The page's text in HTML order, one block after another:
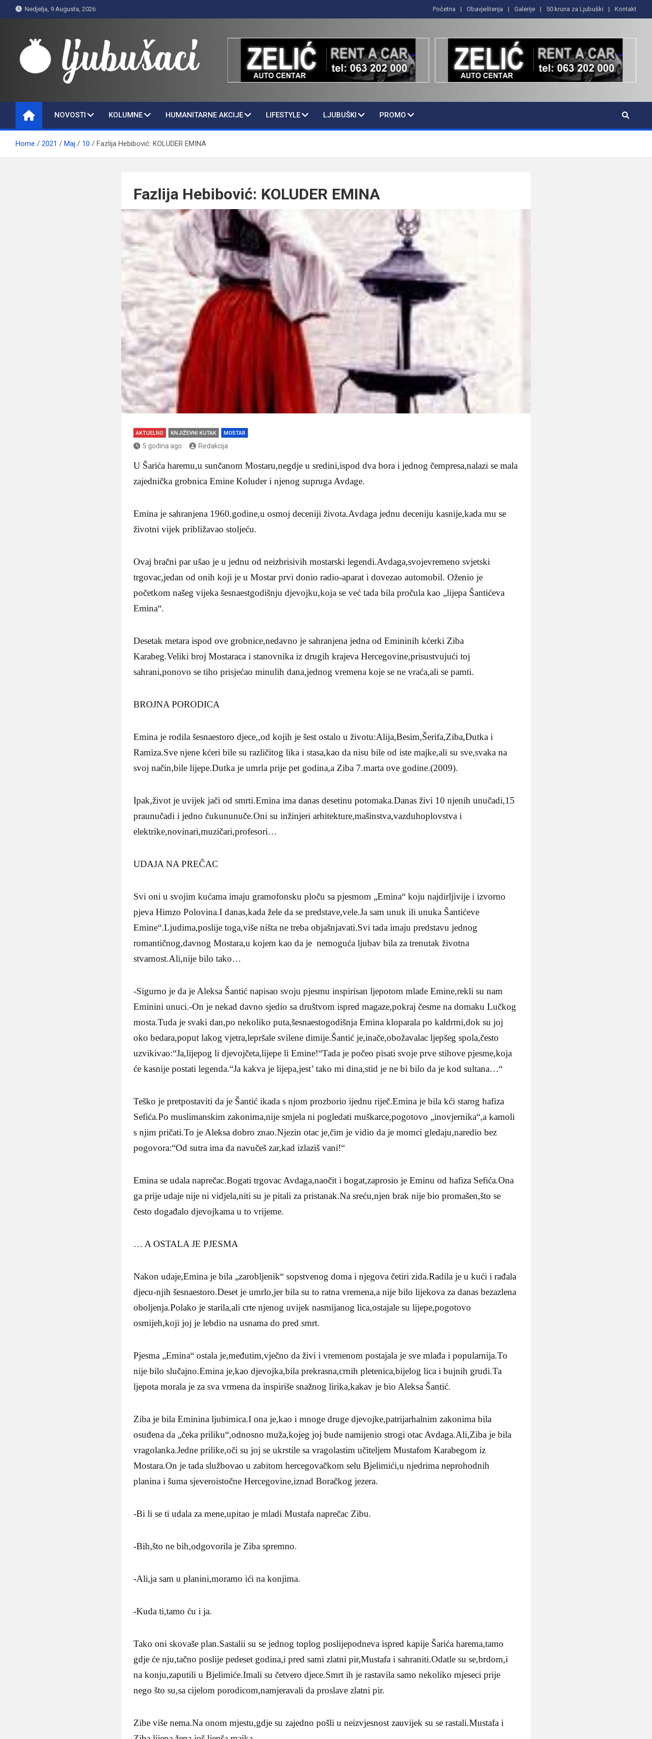
to
Nedjelja, 9 Augusta, 2026 Početna Obavještenja Galerije 50 kruna za Ljubuški Kontakt
Ljubušaci
NOVOSTI KOLUMNE HUMANITARNE AKCIJE LIFESTYLE LJUBUŠKI PROMO
Home 2021 Maj 10 Fazlija Hebibović: KOLUDER EMINA
Fazlija Hebibović: KOLUDER EMINA
AKTUELNO KNJIŽEVNI KUTAK MOSTAR
5 godina ago Redakcija
U Šarića haremu,u sunčanom Mostaru,negdje u sredini,ispod dva bora i jednog čempresa,nalazi se mala
zajednička grobnica Emine Koluder i njenog supruga Avdage.
Emina je sahranjena 1960.godine,u osmoj deceniji života.Avdaga jednu deceniju kasnije,kada mu se
životni vijek približavao stoljeću.
Ovaj bračni par ušao je u jednu od neizbrisivih mostarski legendi.Avdaga,svojevremeno svjetski
trgovac,jedan od onih koji je u Mostar prvi donio radio-aparat i dovezao automobil. Oženio je
početkom našeg vijeka šesnaestgodišnju djevojku,koja se već tada bila pročula kao „lijepa Šantićeva
Emina“.
Desetak metara ispod ove grobnice,nedavno je sahranjena jedna od Emininih kćerki Ziba
Karabeg.Veliki broj Mostaraca i stanovnika iz drugih krajeva Hercegovine,prisustvujući toj
sahrani,ponovo se tiho prisjećao minulih dana,jednog vremena koje se ne vraća,ali se pamti.
BROJNA PORODICA
Emina je rodila šesnaestoro djece,,od kojih je šest ostalo u životu:Alija,Besim,Šerifa,Ziba,Dutka i
Ramiza.Sve njene kćeri bile su različitog lika i stasa,kao da nisu bile od iste majke,ali su sve,svaka na
svoj način,bile lijepe.Dutka je umrla prije pet godina,a Ziba 7.marta ove godine.(2009).
Ipak,život je uvijek jači od smrti.Emina ima danas desetinu potomaka.Danas živi 10 njenih unučadi,15
praunučadi i jedno čukununuče.Oni su inžinjeri arhitekture,mašinstva,vazduhoplovstva i
elektrike,novinari,muzičari,profesori…
UDAJA NA PREČAC
Svi oni u svojim kućama imaju gramofonsku ploču sa pjesmom „Emina“ koju najdirljivije i izvorno
pjeva Himzo Polovina.I danas,kada žele da se predstave,vele.Ja sam unuk ili unuka Šantićeve
Emine“.Ljudima,poslije toga,više ništa ne treba objašnjavati.Svi tada imaju predstavu jednog
romantičnog,davnog Mostara,u kojem kao da je nemoguća ljubav bila za trenutak životna
stvarnost.Ali,nije bilo tako…
-Sigurno je da je Aleksa Šantić napisao svoju pjesmu inspirisan ljepotom mlade Emine,rekli su nam
Eminini unuci.-On je nekad davno sjedio sa društvom ispred magaze,pokraj česme na domaku Lučkog
mosta.Tuda je svaki dan,po nekoliko puta,šesnaestogodišnja Emina kloparala po kaldrmi,dok su joj
oko bedara,poput lakog vjetra,lepršale svilene dimije.Šantić je,inače,obožavalac ljepšeg spola,često
uzvikivao:“Ja,lijepog li djevojčeta,lijepe li Emine!“Tada je počeo pisati svoje prve stihove pjesme,koja
će kasnije postati legenda.“Ja kakva je lijepa,jest’ tako mi dina,stid je ne bi bilo da je kod sultana…“
Teško je pretpostaviti da je Šantić ikada s njom prozborio ijednu riječ.Emina je bila kći starog hafiza
Sefića.Po muslimanskim zakonima,nije smjela ni pogledati muškarce,pogotovo „inovjernika“,a kamoli
s njim pričati.To je Aleksa dobro znao.Njezin otac je,čim je vidio da je momci gledaju,naredio bez
pogovora:“Od sutra ima da navučeš zar,kad izlaziš vani!“
Emina se udala naprečac.Bogati trgovac Avdaga,naočit i bogat,zaprosio je Eminu od hafiza Sefića.Ona
ga prije udaje nije ni vidjela,niti su je pitali za pristanak.Na sreću,njen brak nije bio promašen,što se
često događalo djevojkama u to vrijeme.
… A OSTALA JE PJESMA
Nakon udaje,Emina je bila „zarobljenik“ sopstvenog doma i njegova četiri zida.Radila je u kući i rađala
djecu-njih šesnaestoro.Deset je umrlo,jer bila su to ratna vremena,a nije bilo lijekova za danas bezazlena
oboljenja.Polako je starila,ali crte njenog uvijek nasmijanog lica,ostajale su lijepe,pogotovo
osmijeh,koji joj je lebdio na usnama do pred smrt.
Pjesma „Emina“ ostala je,međutim,vječno da živi i vremenom postajala je sve mlađa i popularnija.To
nije bilo slučajno.Emina je,kao djevojka,bila prekrasna,crnih pletenica,bijelog lica i bujnih grudi.Ta
ljepota morala je za sva vrmena da inspiriše snažnog lirika,kakav je bio Aleksa Šantić.
Ziba je bila Eminina ljubimica.I ona je,kao i mnoge druge djevojke,patrijarhalnim zakonima bila
osuđena da „čeka priliku“,odnosno muža,kojeg joj bude namijenio strogi otac Avdaga.Ali,Ziba je bila
vragolanka.Jedne prilike,oči su joj se ukrstile sa vragolastim učiteljem Mustafom Karabegom iz
Mostara.On je tada službovao u zabitom hercegovačkom selu Bjelimići,u njedrima neprohodnih
planina i šuma sjeveroistočne Hercegovine,iznad Boračkog jezera.
-Bi li se ti udala za mene,upitao je mladi Mustafa naprečac Zibu.
-Bih,što ne bih,odgovorila je Ziba spremno.
-Ali,ja sam u planini,moramo ići na konjima.
-Kuda ti,tamo ću i ja.
Tako oni skovaše plan.Sastalii su se jednog toplog poslijepodneva ispred kapije Šarića harema,tamo
gdje će nju,tačno poslije pedeset godina,i pred sami zlatni pir,Mustafa i sahraniti.Odatle su se,brdom,i
na konju,zaputili u Bjelimiće.Imali su četvero djece.Smrt ih je rastavila samo nekoliko mjeseci prije
nego što su,sa cijelom porodicom,namjeravali da proslave zlatni pir.
Zibe više nema.Na onom mjestu,gdje su zajedno pošli u neizvjesnost zauvijek su se rastali.Mustafa i